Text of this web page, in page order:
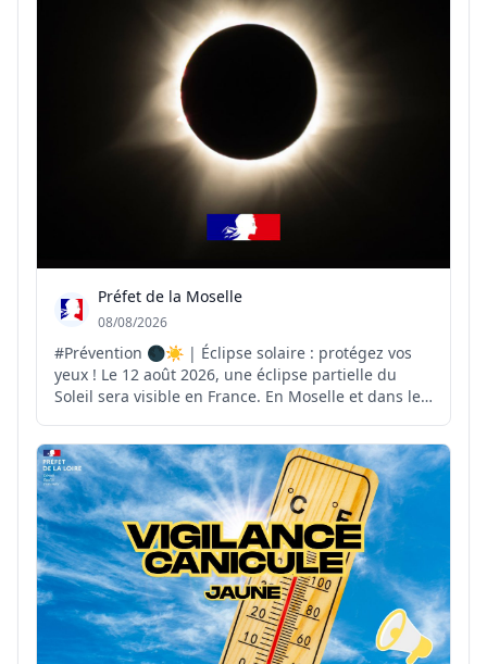
Préfet de la Moselle
08/08/2026
#Prévention 🌑☀️ | Éclipse solaire : protégez vos
yeux ! Le 12 août 2026, une éclipse partielle du
Soleil sera visible en France. En Moselle et dans le
atteindre environ 70 %. ⚠️ Pour observer ce
phénomène en toute sécurité, il est indispensable
d'util...